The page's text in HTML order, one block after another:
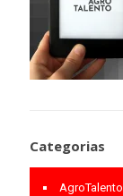
Categorias
AgroTalento